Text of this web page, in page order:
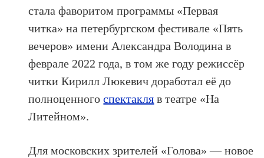
стала фаворитом программы «Первая
читка» на петербургском фестивале «Пять
вечеров» имени Александра Володина в
феврале 2022 года, в том же году режиссёр
читки Кирилл Люкевич доработал её до
полноценногоспектакля в театре «На
Литейном».
Для московских зрителей «Голова» — новое